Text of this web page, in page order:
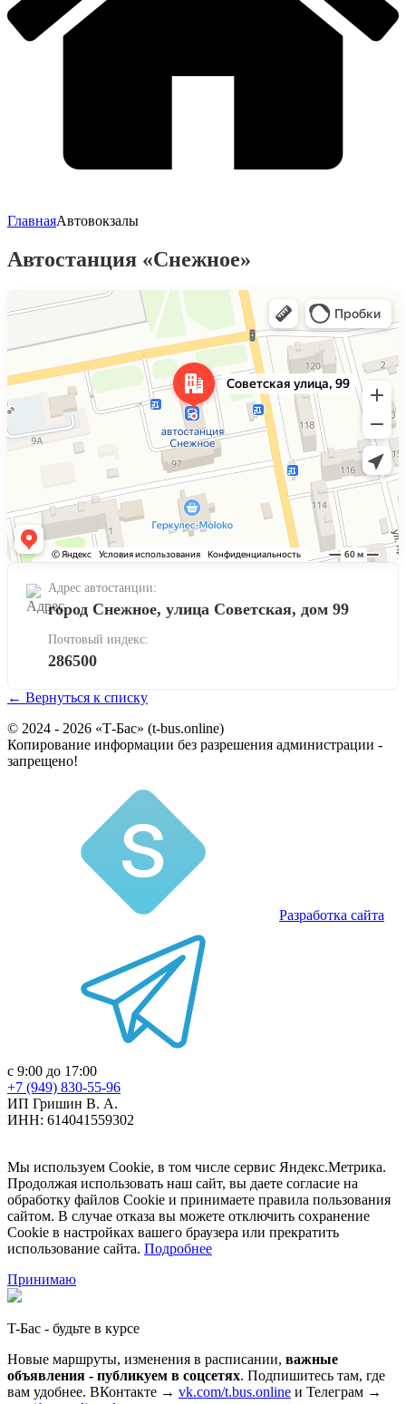
ГлавнаяАвтовокзалы
Автостанция «Снежное»
Советская улица, 99 — Яндекс Карты
Адрес автостанции:
город Снежное, улица Советская, дом 99
Почтовый индекс:
286500
← Вернуться к списку
© 2024 - 2026 «Т-Бас» (t-bus.online)
Копирование информации без разрешения администрации -
запрещено!
Разработка сайта
с 9:00 до 17:00
+7 (949) 830-55-96
ИП Гришин В. А.
ИНН: 614041559302
Мы используем Cookie, в том числе сервис Яндекс.Метрика.
Продолжая использовать наш сайт, вы даете согласие на
обработку файлов Cookie и принимаете правила пользования
сайтом. В случае отказа вы можете отключить сохранение
Cookie в настройках вашего браузера или прекратить
использование сайта. Подробнее
Принимаю
T-Бас - будьте в курсе
Новые маршруты, изменения в расписании, важные
объявления - публикуем в соцсетях. Подпишитесь там, где
вам удобнее. ВКонтакте → vk.com/t.bus.online и Телеграм →